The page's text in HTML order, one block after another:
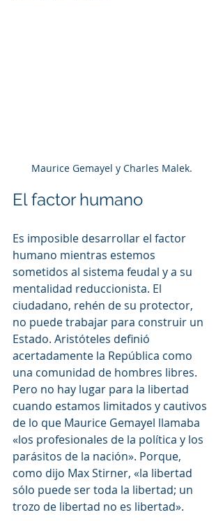
Maurice Gemayel y Charles Malek.
El factor humano
Es imposible desarrollar el factor
humano mientras estemos
sometidos al sistema feudal y a su
mentalidad reduccionista. El
ciudadano, rehén de su protector,
no puede trabajar para construir un
Estado. Aristóteles definió
acertadamente la República como
una comunidad de hombres libres.
Pero no hay lugar para la libertad
cuando estamos limitados y cautivos
de lo que Maurice Gemayel llamaba
«los profesionales de la política y los
parásitos de la nación». Porque,
como dijo Max Stirner, «la libertad
sólo puede ser toda la libertad; un
trozo de libertad no es libertad».